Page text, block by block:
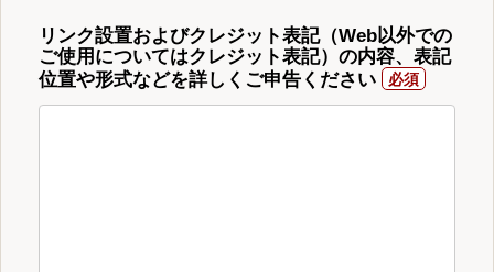
リンク設置およびクレジット表記（Web以外での
ご使用についてはクレジット表記）の内容、表記
位置や形式などを詳しくご申告ください